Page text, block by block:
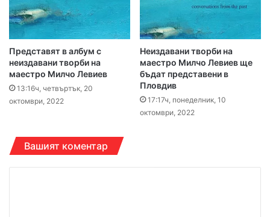
Представят в албум с
неиздавани творби на
маестро Милчо Левиев
13:16ч, четвъртък, 20
октомври, 2022
Неиздавани творби на
маестро Милчо Левиев ще
бъдат представени в
Пловдив
17:17ч, понеделник, 10
октомври, 2022
Вашият коментар